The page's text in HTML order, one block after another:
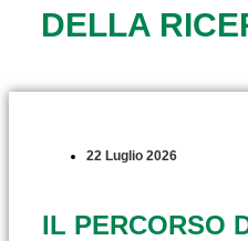
DELLA
22 Luglio 2026
IL PERCORSO